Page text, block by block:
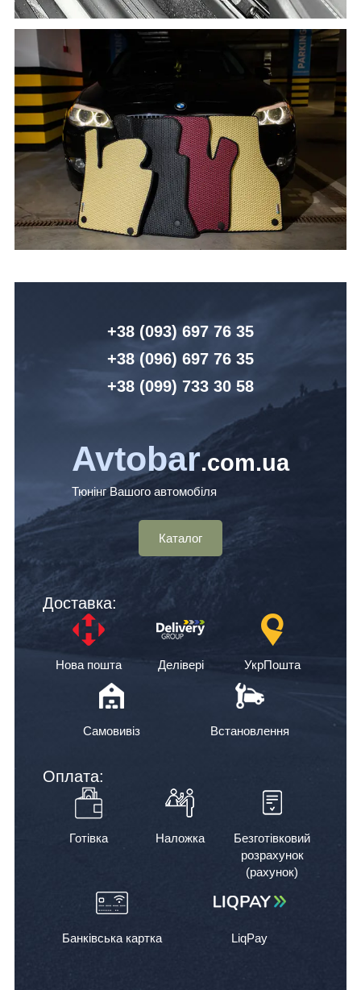
+38 (093) 697 76 35
+38 (096) 697 76 35
+38 (099) 733 30 58
Avtobar.com.ua
Тюнінг Вашого автомобіля
Каталог
Доставка:
Нова пошта Делівері УкрПошта
Самовивіз Встановлення
Оплата:
Готівка Наложка
Безготівковий
розрахунок
(рахунок)
Банківська картка LiqPay